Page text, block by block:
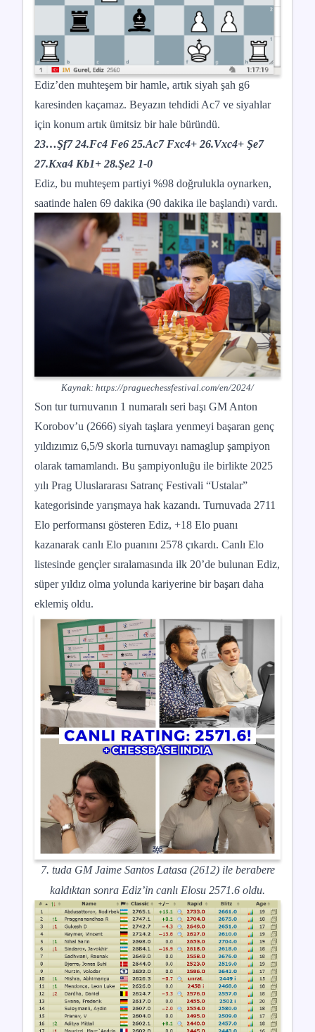
Ediz’den muhteşem bir hamle, artık siyah şah g6
karesinden kaçamaz. Beyazın tehdidi Ac7 ve siyahlar
için konum artık ümitsiz bir hale büründü.
23…Şf7 24.Fc4 Fe6 25.Ac7 Fxc4+ 26.Vxc4+ Şe7
27.Kxa4 Kb1+ 28.Şe2 1-0
Ediz, bu muhteşem partiyi %98 doğrulukla oynarken,
saatinde halen 69 dakika (90 dakika ile başlandı) vardı.
Kaynak: https://praguechessfestival.com/en/2024/
Son tur turnuvanın 1 numaralı seri başı GM Anton
Korobov’u (2666) siyah taşlara yenmeyi başaran genç
yıldızımız 6,5/9 skorla turnuvayı namaglup şampiyon
olarak tamamlandı. Bu şampiyonluğu ile birlikte 2025
yılı Prag Uluslararası Satranç Festivali “Ustalar”
kategorisinde yarışmaya hak kazandı. Turnuvada 2711
Elo performansı gösteren Ediz, +18 Elo puanı
kazanarak canlı Elo puanını 2578 çıkardı. Canlı Elo
listesinde gençler sıralamasında ilk 20’de bulunan Ediz,
süper yıldız olma yolunda kariyerine bir başarı daha
eklemiş oldu.
7. tuda GM Jaime Santos Latasa (2612) ile berabere
kaldıktan sonra Ediz’in canlı Elosu 2571.6 oldu.